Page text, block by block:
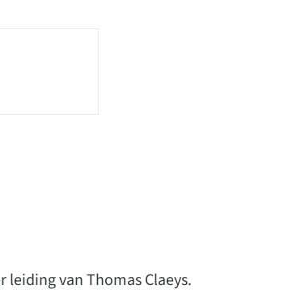
van Thomas Claeys.